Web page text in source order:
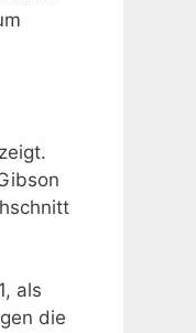
als
die